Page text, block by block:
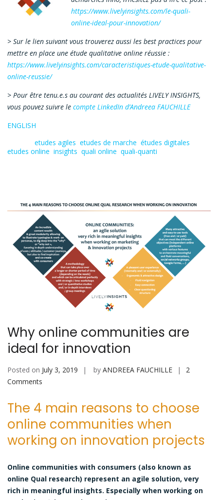
https://www.livelyinsights.com/le-quali-
online-ideal-pour-innovation/
> Sur le lien suivant vous trouverez aussi les best practices pour
mettre en place une étude qualitative online réussie :
https://www.livelyinsights.com/caracteristiques-etude-qualitative-
online-reussie/
> Pour être tenu.e.s au courant des actualités LIVELY INSIGHTS,
vous pouvez suivre le compte LinkedIn d’Andreea FAUCHILLE
ENGLISH
etudes agiles etudes de marche études digitales
etudes online insights quali online quali-quanti
Why online communities are
ideal for innovation
Posted on July 3, 2019 by ANDREEA FAUCHILLE
2
Comments
online
are
ideal
innovation
The 4 main reasons to choose
online communities when
working on innovation projects
Online communities with consumers (also known as
online Qual research) represent an agile solution, very
rich in meaningful insights. Especially when working on